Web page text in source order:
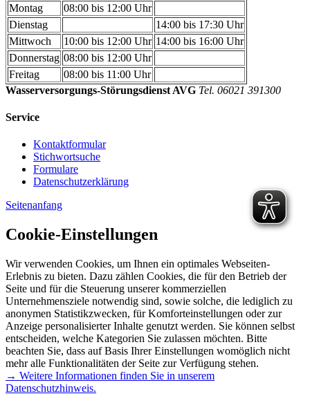
Montag
08:00 bis 12:00 Uhr
Dienstag
14:00 bis 17:30 Uhr
Mittwoch
10:00 bis 12:00 Uhr 14:00 bis 16:00 Uhr
Donnerstag 08:00 bis 12:00 Uhr
Freitag
08:00 bis 11:00 Uhr
Wasserversorgungs-Störungsdienst AVG Tel. 06021 391300
Service
Kontaktformular
Stichwortsuche
Formulare
Datenschutzerklärung
Seitenanfang
Cookie-Einstellungen
Wir verwenden Cookies, um Ihnen ein optimales Webseiten-
Erlebnis zu bieten. Dazu zählen Cookies, die für den Betrieb der
Seite und für die Steuerung unserer kommerziellen
Unternehmensziele notwendig sind, sowie solche, die lediglich zu
anonymen Statistikzwecken, für Komforteinstellungen oder zur
Anzeige personalisierter Inhalte genutzt werden. Sie können selbst
entscheiden, welche Kategorien Sie zulassen möchten. Bitte
beachten Sie, dass auf Basis Ihrer Einstellungen womöglich nicht
mehr alle Funktionalitäten der Seite zur Verfügung stehen.
→ Weitere Informationen finden Sie in unserem
Datenschutzhinweis.